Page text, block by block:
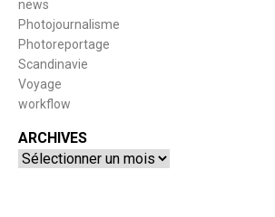
news
Photojournalisme
Photoreportage
Scandinavie
Voyage
workflow
ARCHIVES
Archives